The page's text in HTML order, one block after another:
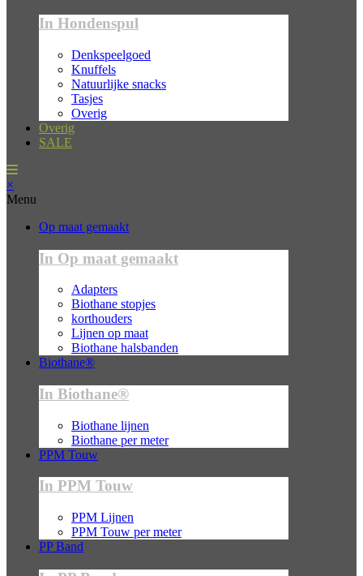
In Hondenspul
Denkspeelgoed
Knuffels
Natuurlijke snacks
Tasjes
Overig
Overig
SALE
×
Menu
Op maat gemaakt
In Op maat gemaakt
Adapters
Biothane stopjes
korthouders
Lijnen op maat
Biothane halsbanden
Biothane®
In Biothane®
Biothane lijnen
Biothane per meter
PPM Touw
In PPM Touw
PPM Lijnen
PPM Touw per meter
PP Band